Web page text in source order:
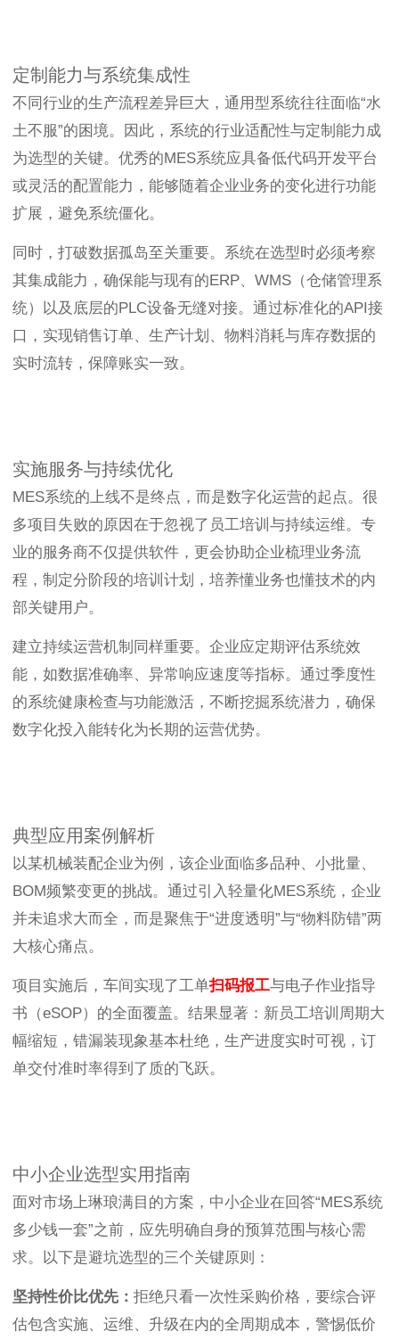
定制能力与系统集成性
不同行业的生产流程差异巨大，通用型系统往往面临“水
土不服”的困境。因此，系统的行业适配性与定制能力成
为选型的关键。优秀的MES系统应具备低代码开发平台
或灵活的配置能力，能够随着企业业务的变化进行功能
扩展，避免系统僵化。
同时，打破数据孤岛至关重要。系统在选型时必须考察
其集成能力，确保能与现有的ERP、WMS（仓储管理系
统）以及底层的PLC设备无缝对接。通过标准化的API接
口，实现销售订单、生产计划、物料消耗与库存数据的
实时流转，保障账实一致。
实施服务与持续优化
MES系统的上线不是终点，而是数字化运营的起点。很
多项目失败的原因在于忽视了员工培训与持续运维。专
业的服务商不仅提供软件，更会协助企业梳理业务流
程，制定分阶段的培训计划，培养懂业务也懂技术的内
部关键用户。
建立持续运营机制同样重要。企业应定期评估系统效
能，如数据准确率、异常响应速度等指标。通过季度性
的系统健康检查与功能激活，不断挖掘系统潜力，确保
数字化投入能转化为长期的运营优势。
典型应用案例解析
以某机械装配企业为例，该企业面临多品种、小批量、
BOM频繁变更的挑战。通过引入轻量化MES系统，企业
并未追求大而全，而是聚焦于“进度透明”与“物料防错”两
大核心痛点。
项目实施后，车间实现了工单扫码报工与电子作业指导
书（eSOP）的全面覆盖。结果显著：新员工培训周期大
幅缩短，错漏装现象基本杜绝，生产进度实时可视，订
单交付准时率得到了质的飞跃。
中小企业选型实用指南
面对市场上琳琅满目的方案，中小企业在回答“MES系统
多少钱一套”之前，应先明确自身的预算范围与核心需
求。以下是避坑选型的三个关键原则：
坚持性价比优先： 拒绝只看一次性采购价格，要综合评
估包含实施、运维、升级在内的全周期成本，警惕低价